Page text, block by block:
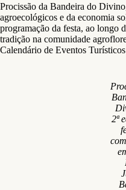
Procissão da Bandeira do
agroecológicos e da economia
programação da festa, ao longo
tradição na comunidade
Calendário de Eventos
2ª